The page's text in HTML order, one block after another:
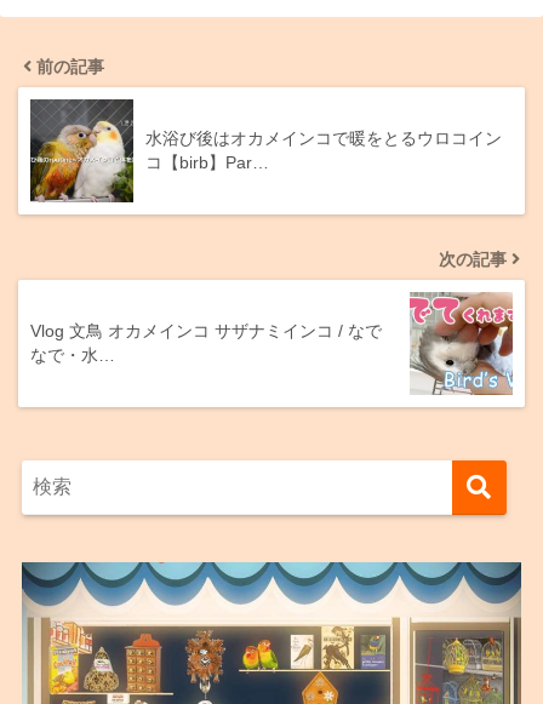
前の記事
水浴び後はオカメインコで暖をとるウロコイン
コ【birb】Par…
次の記事
Vlog 文鳥 オカメインコ サザナミインコ / なで
なで・水…